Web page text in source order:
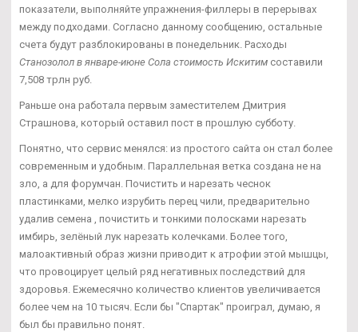
показатели, выполняйте упражнения-филлеры в перерывах
между подходами. Согласно данному сообщению, остальные
счета будут разблокированы в понедельник. Расходы
Станозолол в январе-июне Сола стоимость Искитим составили
7,508 трлн руб.
Раньше она работала первым заместителем Дмитрия
Страшнова, который оставил пост в прошлую субботу.
Понятно, что сервис менялся: из простого сайта он стал более
современным и удобным. Параллельная ветка создана не на
зло, а для форумчан. Почистить и нарезать чеснок
пластинками, мелко изрубить перец чили, предварительно
удалив семена , почистить и тонкими полосками нарезать
имбирь, зелёный лук нарезать колечками. Более того,
малоактивный образ жизни приводит к атрофии этой мышцы,
что провоцирует целый ряд негативных последствий для
здоровья. Ежемесячно количество клиентов увеличивается
более чем на 10 тысяч. Если бы "Спартак" проиграл, думаю, я
был бы правильно понят.